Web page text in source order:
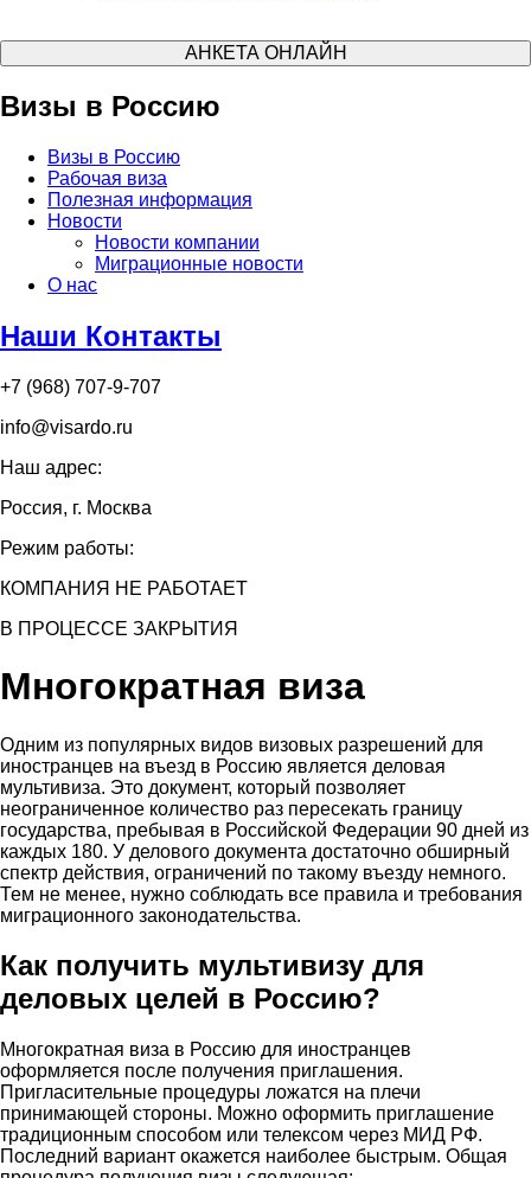
АНКЕТА ОНЛАЙН
Визы в Россию
Визы в Россию
Рабочая виза
Полезная информация
Новости
Новости компании
Миграционные новости
О нас
Наши Контакты
+7 (968) 707-9-707
info@visardo.ru
Наш адрес:
Россия, г. Москва
Режим работы:
КОМПАНИЯ НЕ РАБОТАЕТ
В ПРОЦЕССЕ ЗАКРЫТИЯ
Многократная виза
Одним из популярных видов визовых разрешений для
иностранцев на въезд в Россию является деловая
мультивиза. Это документ, который позволяет
неограниченное количество раз пересекать границу
государства, пребывая в Российской Федерации 90 дней из
каждых 180. У делового документа достаточно обширный
спектр действия, ограничений по такому въезду немного.
Тем не менее, нужно соблюдать все правила и требования
миграционного законодательства.
Как получить мультивизу для
деловых целей в Россию?
Многократная виза в Россию для иностранцев
оформляется после получения приглашения.
Пригласительные процедуры ложатся на плечи
принимающей стороны. Можно оформить приглашение
традиционным способом или телексом через МИД РФ.
Последний вариант окажется наиболее быстрым. Общая